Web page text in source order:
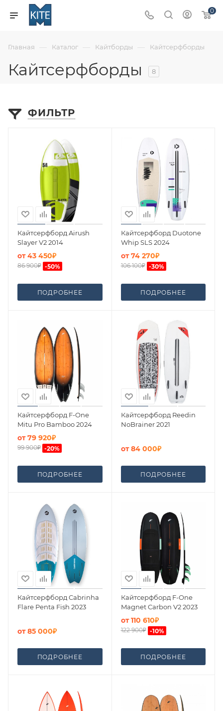
0
Главная — Каталог — Кайтборды — Кайтсерфборды
Кайтсерфборды 8
ФИЛЬТР
Кайтсерфборд Airush
Slayer V2 2014
от43 450₽
86 900₽ -50%
ПОДРОБНЕЕ
Кайтсерфборд Duotone
Whip SLS 2024
от74 270₽
106 100₽ -30%
ПОДРОБНЕЕ
Кайтсерфборд F-One
Mitu Pro Bamboo 2024
от79 920₽
99 900₽ -20%
ПОДРОБНЕЕ
Кайтсерфборд Reedin
NoBrainer 2021
от84 000₽
ПОДРОБНЕЕ
Кайтсерфборд Cabrinha
Flare Penta Fish 2023
от85 000₽
ПОДРОБНЕЕ
Кайтсерфборд F-One
Magnet Carbon V2 2023
от110 610₽
122 900₽ -10%
ПОДРОБНЕЕ